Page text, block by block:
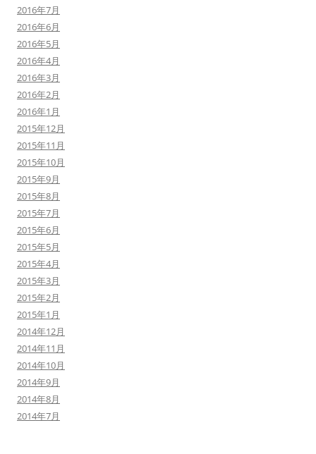
2016年7月
2016年6月
2016年5月
2016年4月
2016年3月
2016年2月
2016年1月
2015年12月
2015年11月
2015年10月
2015年9月
2015年8月
2015年7月
2015年6月
2015年5月
2015年4月
2015年3月
2015年2月
2015年1月
2014年12月
2014年11月
2014年10月
2014年9月
2014年8月
2014年7月